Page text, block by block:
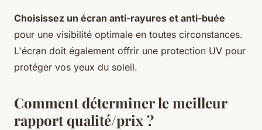
Choisissez un écran anti-rayures et anti-buée
pour une visibilité optimale en toutes circonstances.
L'écran doit également offrir une protection UV pour
protéger vos yeux du soleil.
Comment déterminer le meilleur
rapport qualité/prix ?